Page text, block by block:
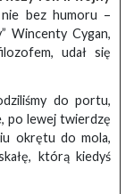
bez humoru –
Wincenty Cygan,
udał się
do portu,
po lewej twierdzę
okrętu do mola,
którą kiedyś